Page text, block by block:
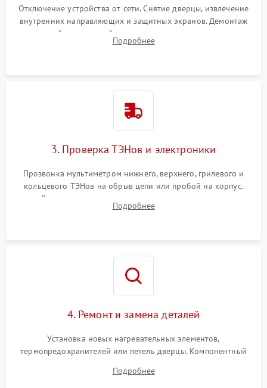
Отключение устройства от сети. Снятие дверцы, извлечение
внутренних направляющих и защитных экранов. Демонтаж
задней или верхней панели для прямого доступа к
нагревательным элементам, плате и вентиляторам.
Подробнее
3. Проверка ТЭНов и электроники
Прозвонка мультиметром нижнего, верхнего, грилевого и
кольцевого ТЭНов на обрыв цепи или пробой на корпус.
Диагностика термостата, датчиков температуры,
переключателя режимов и мотора конвекции.
Подробнее
4. Ремонт и замена деталей
Установка новых нагревательных элементов,
термопредохранителей или петель дверцы. Компонентный
выгоревших реле, восстановление контактов и замена
Подробнее